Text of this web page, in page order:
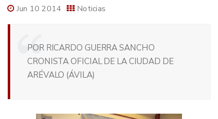
Jun 10 2014 Noticias
POR RICARDO GUERRA SANCHO
CRONISTA OFICIAL DE LA CIUDAD DE
ARÉVALO (ÁVILA)